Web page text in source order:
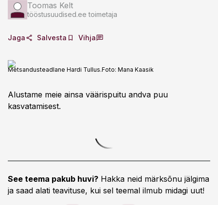
Toomas Kelt
tööstusuudised.ee toimetaja
Jaga Salvesta Vihja
Metsandusteadlane Hardi Tullus.Foto: Mana Kaasik
Alustame meie ainsa väärispuitu andva puu
kasvatamisest.
See teema pakub huvi? Hakka neid märksõnu jälgima
ja saad alati teavituse, kui sel teemal ilmub midagi uut!